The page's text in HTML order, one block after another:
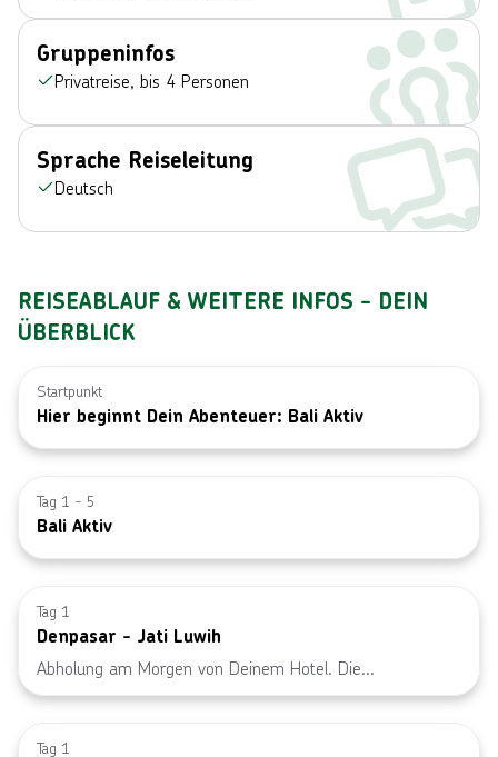
Gruppeninfos
Privatreise, bis 4 Personen
Sprache Reiseleitung
Deutsch
REISEABLAUF & WEITERE INFOS - DEIN
ÜBERBLICK
Startpunkt
Hier beginnt Dein Abenteuer: Bali Aktiv
Bild von ©
Tag 1 - 5
Bali Aktiv
Bild von ©
Tag 1
Denpasar - Jati Luwih
Abholung am Morgen von Deinem Hotel. Die
anschließende Fahrt führt Dich zu den Reisterrassen von
Deine ca. 90-minütige Fahrradtour durch die
Bild von ©
Tag 1